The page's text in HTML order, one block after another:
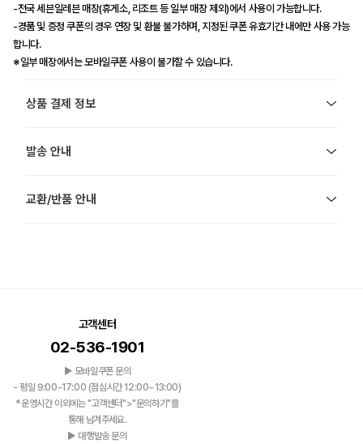
-전국 세븐일레븐 매장(휴게소, 리조트 등 일부 매장 제외)에서 사용이 가능합니다.
-경품 및 증정 쿠폰의 경우 연장 및 환불 불가하며, 지정된 쿠폰 유효기간 내에만 사용 가능
합니다.
※일부 매장에서는 모바일쿠폰 사용이 불가할 수 있습니다.
상품 결제 정보
발송 안내
교환/반품 안내
고객센터
02-536-1901
▶ 모바일쿠폰 문의
- 평일 9:00-17:00 (점심시간 12:00~13:00)
*운영시간 이외에는 "고객센터">"문의하기"를
통해 남겨주세요.
▶ 대행발송 문의